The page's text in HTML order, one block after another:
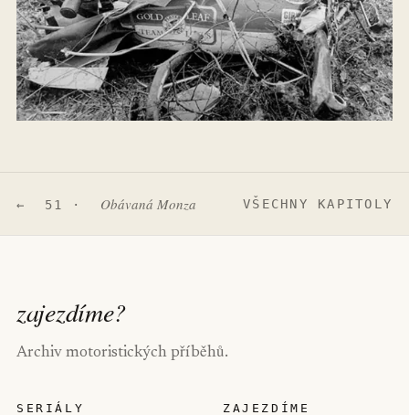
← 51 · Obávaná Monza VŠECHNY KAPITOLY
zajezdíme?
Archiv motoristických příběhů.
SERIÁLY ZAJEZDÍME